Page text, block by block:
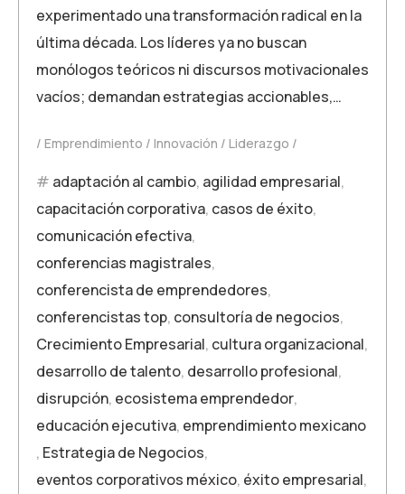
experimentado una transformación radical en la
última década. Los líderes ya no buscan
monólogos teóricos ni discursos motivacionales
vacíos; demandan estrategias accionables,…
Emprendimiento Innovación Liderazgo
adaptación al cambio, agilidad empresarial,
capacitación corporativa, casos de éxito,
comunicación efectiva,
conferencias magistrales,
conferencista de emprendedores,
conferencistas top, consultoría de negocios,
Crecimiento Empresarial, cultura organizacional,
desarrollo de talento, desarrollo profesional,
disrupción, ecosistema emprendedor,
educación ejecutiva, emprendimiento mexicano
, Estrategia de Negocios,
eventos corporativos méxico, éxito empresarial,